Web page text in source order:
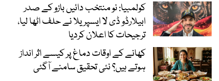
کولمبیا: نو منتخب دائیں بازو کے صدر
ابیلارڈو ڈی لا ایسپریلا نے حلف اٹھا لیا،
ترجیحات کا اعلان کردیا
کھانے کے اوقات دماغ پر کیسے اثر انداز
ہوتے ہیں؟ نئی تحقیق سامنے آگئی